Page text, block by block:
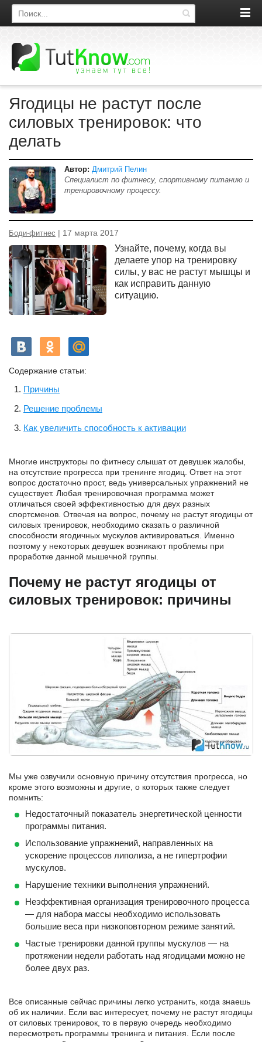
Поиск по сайту
Ягодицы не растут после
силовых тренировок: что
делать
Автор: Дмитрий Пелин
Специалист по фитнесу, спортивному питанию и
тренировочному процессу.
Боди-фитнес | 17 марта 2017
Узнайте, почему, когда вы
делаете упор на тренировку
силы, у вас не растут мышцы и
как исправить данную
ситуацию.
Содержание статьи:
Причины
Решение проблемы
Как увеличить способность к активации
Многие инструкторы по фитнесу слышат от девушек жалобы,
на отсутствие прогресса при тренинге ягодиц. Ответ на этот
вопрос достаточно прост, ведь универсальных упражнений не
существует. Любая тренировочная программа может
отличаться своей эффективностью для двух разных
спортсменов. Отвечая на вопрос, почему не растут ягодицы от
силовых тренировок, необходимо сказать о различной
способности ягодичных мускулов активироваться. Именно
поэтому у некоторых девушек возникают проблемы при
проработке данной мышечной группы.
Почему не растут ягодицы от
силовых тренировок: причины
Мы уже озвучили основную причину отсутствия прогресса, но
кроме этого возможны и другие, о которых также следует
помнить:
Недостаточный показатель энергетической ценности
программы питания.
Использование упражнений, направленных на
ускорение процессов липолиза, а не гипертрофии
мускулов.
Нарушение техники выполнения упражнений.
Неэффективная организация тренировочного процесса
— для набора массы необходимо использовать
большие веса при низкоповторном режиме занятий.
Частые тренировки данной группы мускулов — на
протяжении недели работать над ягодицами можно не
более двух раз.
Все описанные сейчас причины легко устранить, когда знаешь
об их наличии. Если вас интересует, почему не растут ягодицы
от силовых тренировок, то в первую очередь необходимо
пересмотреть программы тренинга и питания. Если после